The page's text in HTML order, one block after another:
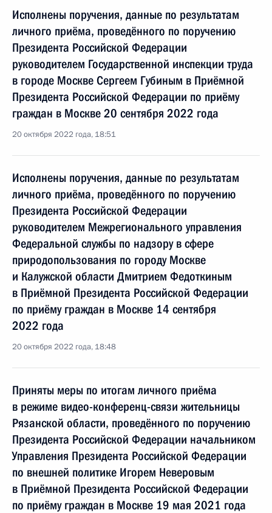
Исполнены поручения, данные по результатам
личного приёма, проведённого по поручению
Президента Российской Федерации
руководителем Государственной инспекции труда
в городе Москве Сергеем Губиным в Приёмной
Президента Российской Федерации по приёму
граждан в Москве 20 сентября 2022 года
20 октября 2022 года, 18:51
Исполнены поручения, данные по результатам
личного приёма, проведённого по поручению
Президента Российской Федерации
руководителем Межрегионального управления
Федеральной службы по надзору в сфере
природопользования по городу Москве
и Калужской области Дмитрием Федоткиным
в Приёмной Президента Российской Федерации
по приёму граждан в Москве 14 сентября
2022 года
20 октября 2022 года, 18:48
Приняты меры по итогам личного приёма
в режиме видео-конференц-связи жительницы
Рязанской области, проведённого по поручению
Президента Российской Федерации начальником
Управления Президента Российской Федерации
по внешней политике Игорем Неверовым
в Приёмной Президента Российской Федерации
по приёму граждан в Москве 19 мая 2021 года